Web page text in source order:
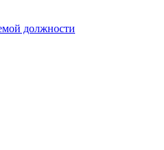
должности